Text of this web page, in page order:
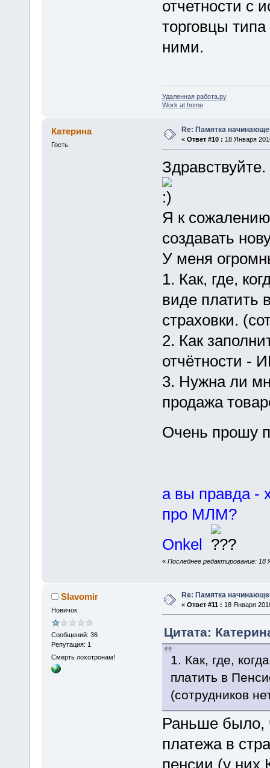
отчетности с
торговцы
ними.
Удаленная работа.ру
Work at home
Катерина
Гость
Re: Памятка
« Ответ #10 : 18 Января
Я к сожалению
создавать
У меня
1. Как, где,
виде платить
страховки.
2. Как
отчётности -
3. Нужна ли
продажа
Очень прошу
а вы правда -
про МЛМ?
Onkel
« Последнее редактирование: 18
Slavomir
Новичок
Сообщений: 36
Репутация: 1
Смерть лохотронам!
Re: Памятка
« Ответ #11 : 18 Января
Цитата:
1. Как, где,
платить в
(сотрудников
Раньше было,
платежа в